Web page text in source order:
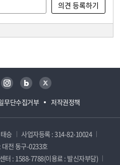
무단수집거부 저작권정책
인스타그램 블로그 트위터
승
사업자등록 : 314-82-10024
전 동구-0233호
터 : 1588-7788(이용료 : 발신자부담)